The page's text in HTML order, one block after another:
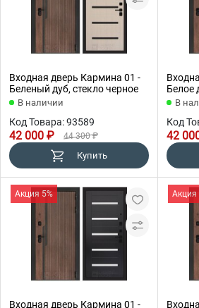
Входная дверь Кармина 01 -
Беленый дуб, стекло черное
В наличии
Код Товара: 93589
42 000 ₽ 44 300 ₽
Купить
Белое
В
Код
42
Акция 5%
Входная дверь Кармина 01 -
Акция